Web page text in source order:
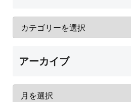
アーカイブ